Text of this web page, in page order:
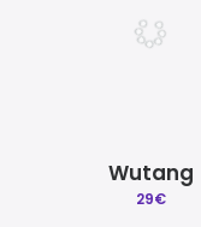
Wutang
29€